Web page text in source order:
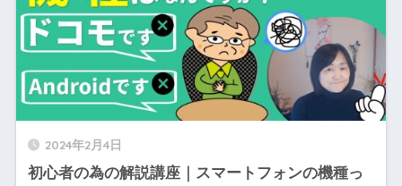
2024年2月4日
初心者の為の解説講座｜スマートフォンの機種っ